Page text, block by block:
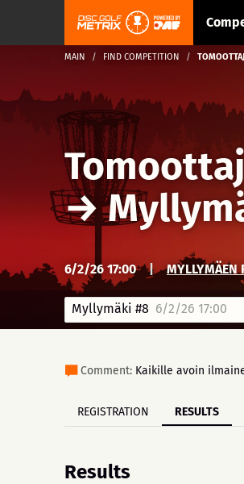
MAIN FIND COMPETITION
→
6/2/26 17:00 | MYLLYMÄEN
Myllymäki #8 6/2/26 17:00
Comment: Kaikille avoin
REGISTRATION RESULTS
Results